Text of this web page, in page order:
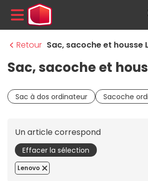
MENU
Retour Sac, sacoche et housse
Sac, sacoche et
Sac à dos ordinateur Sacoche
Un article correspond
Effacer la sélection
Lenovo